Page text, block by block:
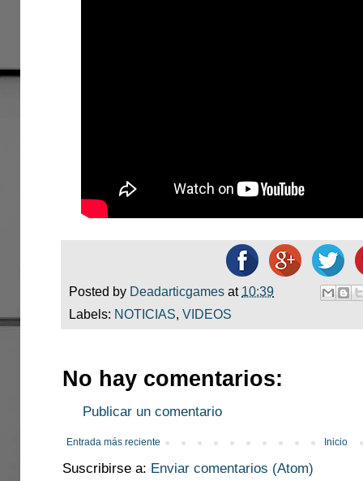
Posted by Deadarticgames at 10:39
Labels: NOTICIAS, VIDEOS
No hay comentarios:
Publicar un comentario
Entrada más reciente Inicio
Suscribirse a: Enviar comentarios (Atom)